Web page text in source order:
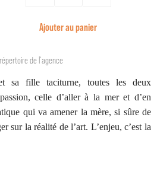
Ajouter au panier
de l‘agence
sa fille taciturne, toutes les deux
celle d’aller à la mer et d’en
qui va amener la mère, si sûre de
sur la réalité de l’art. L’enjeu, c’est la